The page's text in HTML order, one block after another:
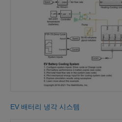
EV 배터리 냉각 시스템